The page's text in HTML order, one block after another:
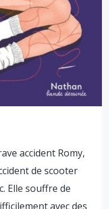
accident Romy,
de scooter
Elle souffre de
avec des